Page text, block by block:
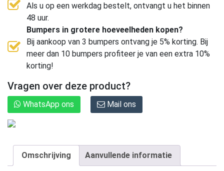
Als u op een werkdag bestelt, ontvangt u het binnen
48 uur.
Bumpers in grotere hoeveelheden kopen?
Bij aankoop van 3 bumpers ontvang je 5% korting. Bij
meer dan 10 bumpers profiteer je van een extra 10%
korting!
Vragen over deze product?
WhatsApp ons Mail ons
Omschrijving Aanvullende informatie